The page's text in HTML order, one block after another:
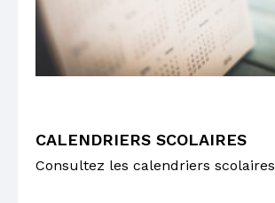
CALENDRIERS SCOLAIRES
Consultez les calendriers scolaires